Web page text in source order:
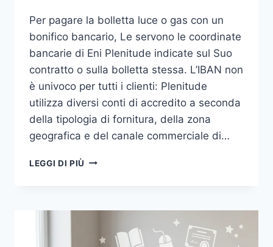
Per pagare la bolletta luce o gas con un
bonifico bancario, Le servono le coordinate
bancarie di Eni Plenitude indicate sul Suo
contratto o sulla bolletta stessa. L’IBAN non
è univoco per tutti i clienti: Plenitude
utilizza diversi conti di accredito a seconda
della tipologia di fornitura, della zona
geografica e del canale commerciale di…
LEGGI DI PIÙ COORDINATE
IBAN
2026